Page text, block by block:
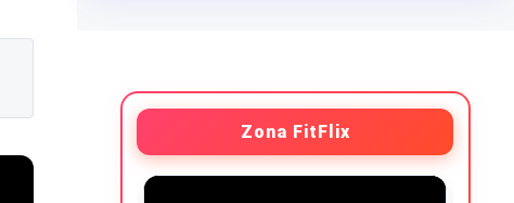
Zona FitFlix